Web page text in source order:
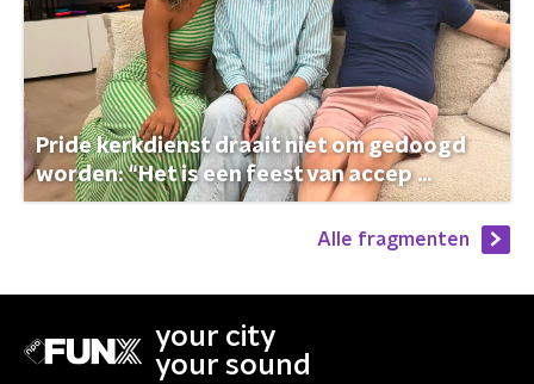
Pride kerkdienst draait niet om gedoogd
worden: “Het is een feest van accep ...
Alle fragmenten
your city
your sound